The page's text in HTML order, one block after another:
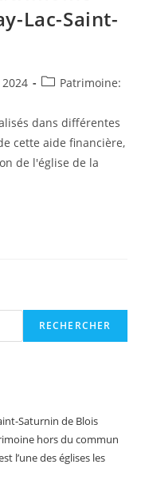
Lac-Saint-
PostPatrimoine:
dans différentes
cette aide financière,
de l'église de la
RECHERCHER
Saturnin de Blois
hors du commun
l’une des églises les